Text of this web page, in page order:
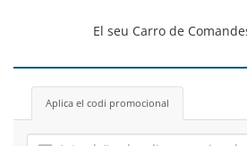
El seu Carro de
Aplica el codi promocional